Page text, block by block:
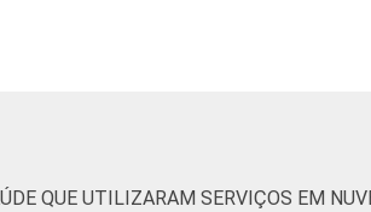
QUE UTILIZARAM SERVIÇOS EM